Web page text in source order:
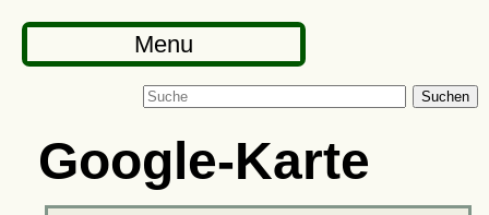
Menu
Suchen
Google-Karte